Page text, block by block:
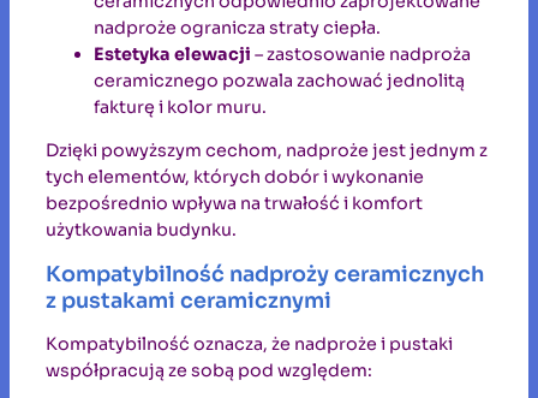
nadproże ogranicza straty ciepła.
Estetyka elewacji – zastosowanie nadproża
ceramicznego pozwala zachować jednolitą
fakturę i kolor muru.
Dzięki powyższym cechom, nadproże jest jednym z
tych elementów, których dobór i wykonanie
bezpośrednio wpływa na trwałość i komfort
użytkowania budynku.
Kompatybilność nadproży ceramicznych
z pustakami ceramicznymi
Kompatybilność oznacza, że nadproże i pustaki
współpracują ze sobą pod względem: